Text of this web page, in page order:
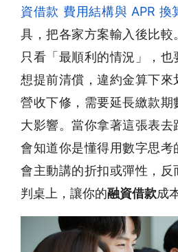
資借款 費用結構與 APR 換
具，把各家方案輸入後比
只看「最順利的情況」，
想提前清償，違約金算下來
營收下修，需要延長繳款期
大影響。當你拿著這張表
會知道你是懂得用數字思考
會主動講的折扣或彈性，反
判桌上，讓你的融資借款成